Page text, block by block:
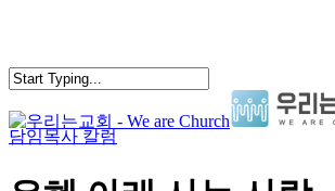
content
search
Menu
담임목사 칼럼